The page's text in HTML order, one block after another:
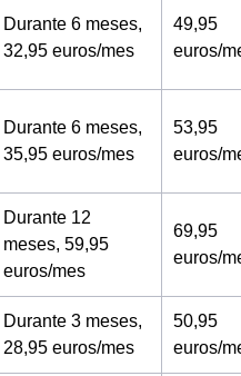
Durante 6 meses,
32,95 euros/mes
49,95
euros/
Durante 6 meses,
35,95 euros/mes
53,95
euros/
Durante 12
meses, 59,95
euros/mes
69,95
euros/
Durante 3 meses,
28,95 euros/mes
50,95
euros/